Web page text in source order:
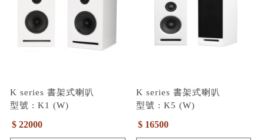
K series 書架式喇叭
型號 : K1 (W)
$ 22000
K series 書架式喇叭
型號 : K5 (W)
$ 16500